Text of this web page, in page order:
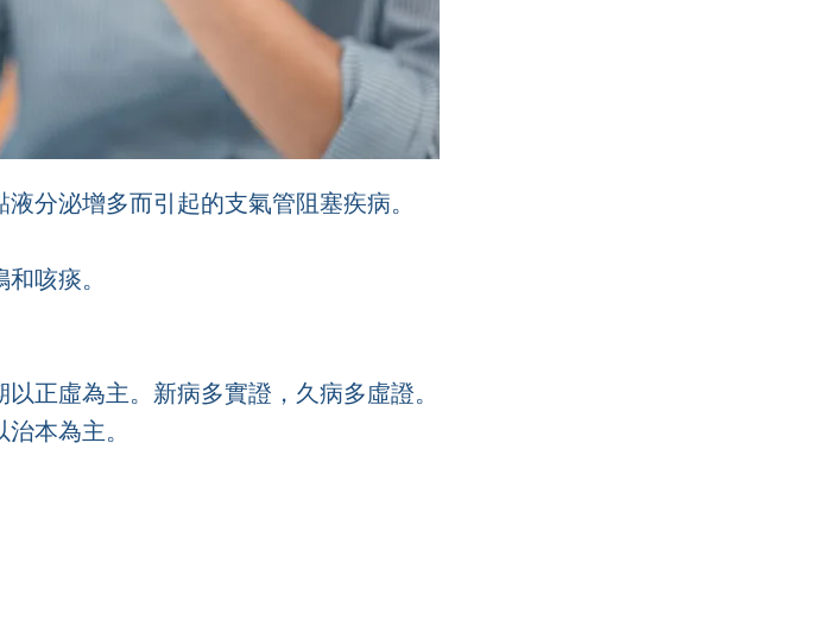
分泌增多而引起的支氣管阻塞疾病。
咳痰。
正虛為主。新病多實證，久病多虛證。
本為主。